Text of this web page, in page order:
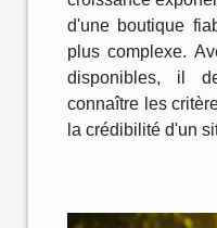
d'une boutique
plus complexe.
disponibles, il
connaître les
la crédibilité d'un